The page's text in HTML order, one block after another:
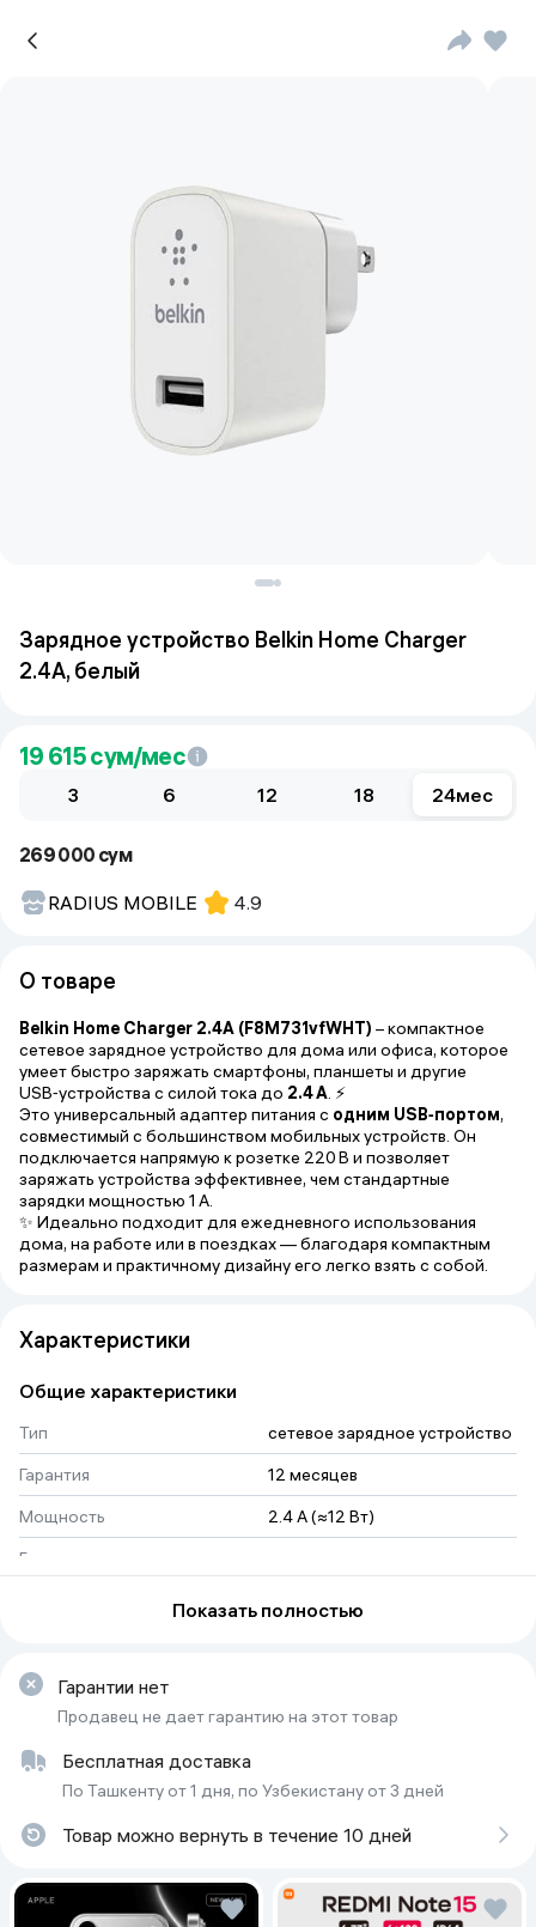
Зарядное устройство Belkin Home Charger
2.4A, белый
19 615сум/мес
3 6 12 18 24мес
269 000 сум
RADIUS MOBILE
4.9
О товаре
Belkin Home Charger 2.4A (F8M731vfWHT) – компактное
сетевое зарядное устройство для дома или офиса, которое
умеет быстро заряжать смартфоны, планшеты и другие
USB‑устройства с силой тока до 2.4 А. ⚡
Это универсальный адаптер питания с одним USB‑портом,
совместимый с большинством мобильных устройств. Он
подключается напрямую к розетке 220 В и позволяет
заряжать устройства эффективнее, чем стандартные
зарядки мощностью 1 А.
✨ Идеально подходит для ежедневного использования
дома, на работе или в поездках — благодаря компактным
размерам и практичному дизайну его легко взять с собой.
Характеристики
Общие характеристики
Тип
сетевое зарядное устройство
Гарантия
12 месяцев
Мощность
2.4 A (≈12 Вт)
Быстрая зарядка
Выходные порты
Количество разъемов
1
Цвет
Показать полностью
Гарантии нет
Продавец не дает гарантию на этот товар
Бесплатная доставка
По Ташкенту от 1 дня, по Узбекистану от 3 дней
Товар можно вернуть в течение 10 дней